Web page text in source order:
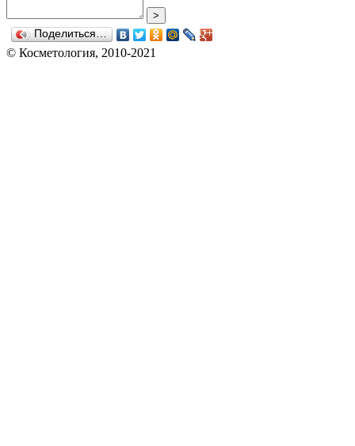
>
Поделиться…
© Косметология, 2010-2021